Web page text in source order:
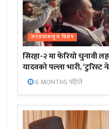
जनप्रभाबन्युज विशेष
सिरहा-२ मा फेरियो चुनावी
यादवको पल्ला भारी, ‘टुरिस्ट
6 MONTHS पहिले